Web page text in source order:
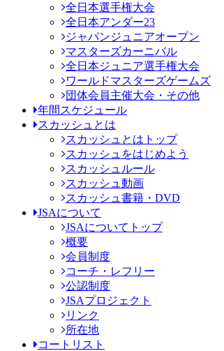
全日本選手権大会
全日本アンダー23
ジャパンジュニアオープン
マスターズカーニバル
全日本ジュニア選手権大会
ワールドマスターズゲームズ
団体会員主催大会・その他
年間スケジュール
スカッシュとは
スカッシュとはトップ
スカッシュをはじめよう
スカッシュルール
スカッシュ動画
スカッシュ書籍・DVD
JSAについて
JSAについてトップ
概要
会員制度
コーチ・レフリー
公認制度
JSAプロジェクト
リンク
所在地
コートリスト